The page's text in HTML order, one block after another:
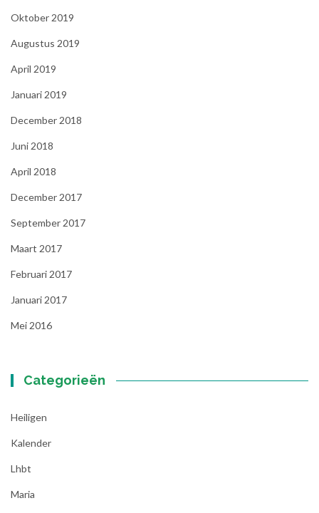
Oktober 2019
Augustus 2019
April 2019
Januari 2019
December 2018
Juni 2018
April 2018
December 2017
September 2017
Maart 2017
Februari 2017
Januari 2017
Mei 2016
Categorieën
Heiligen
Kalender
Lhbt
Maria